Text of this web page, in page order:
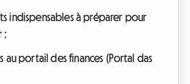
indispensables à préparer pour
:
au portail des finances (Portal das